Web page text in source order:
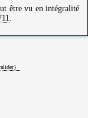
être vu en intégralité